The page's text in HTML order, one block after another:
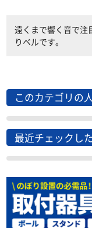
遠くまで響く音で注
りベルです。
このカテゴリの
最近チェックし